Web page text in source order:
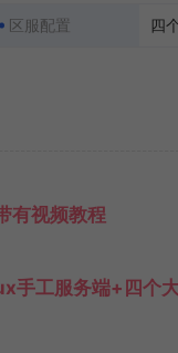
区服配置 四
有视频教程
手工服务端+四个